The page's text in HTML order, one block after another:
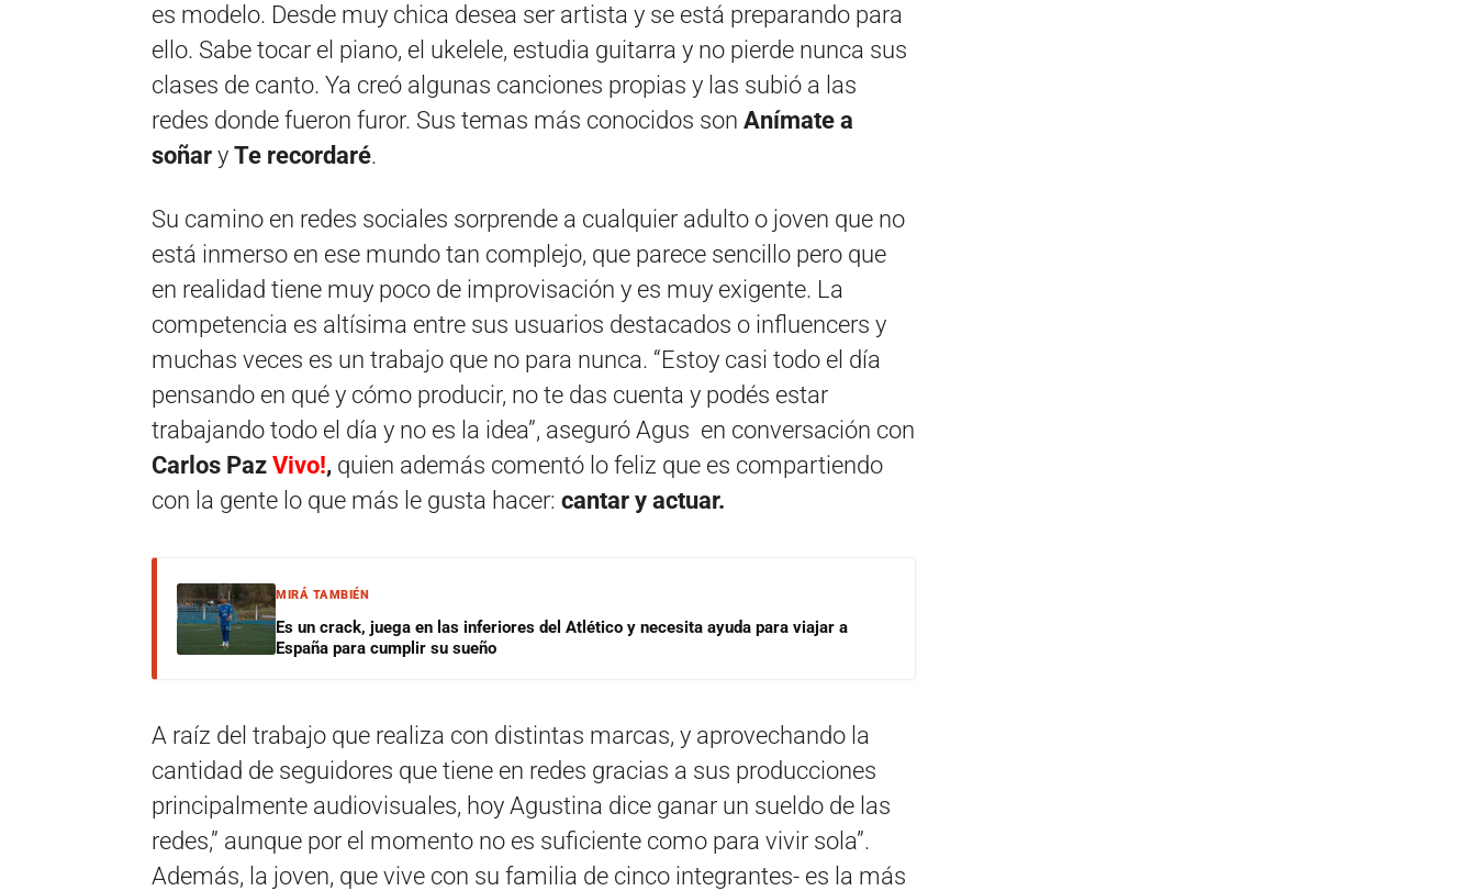
es modelo. Desde muy chica desea ser artista y se está preparando para
ello. Sabe tocar el piano, el ukelele, estudia guitarra y no pierde nunca sus
clases de canto. Ya creó algunas canciones propias y las subió a las
redes donde fueron furor. Sus temas más conocidos son Anímate a
soñar y Te recordaré.
Su camino en redes sociales sorprende a cualquier adulto o joven que no
está inmerso en ese mundo tan complejo, que parece sencillo pero que
en realidad tiene muy poco de improvisación y es muy exigente. La
competencia es altísima entre sus usuarios destacados o influencers y
muchas veces es un trabajo que no para nunca. “Estoy casi todo el día
pensando en qué y cómo producir, no te das cuenta y podés estar
trabajando todo el día y no es la idea”, aseguró Agus en conversación con
Carlos Paz Vivo!, quien además comentó lo feliz que es compartiendo
con la gente lo que más le gusta hacer: cantar y actuar.
MIRÁ TAMBIÉN
Es un crack, juega en las inferiores del Atlético y necesita ayuda para viajar a
España para cumplir su sueño
A raíz del trabajo que realiza con distintas marcas, y aprovechando la
cantidad de seguidores que tiene en redes gracias a sus producciones
principalmente audiovisuales, hoy Agustina dice ganar un sueldo de las
redes,” aunque por el momento no es suficiente como para vivir sola”.
Además, la joven, que vive con su familia de cinco integrantes- es la más